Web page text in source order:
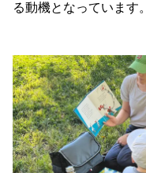
る動機となっています。